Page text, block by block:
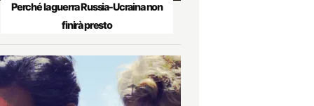
Perché la guerra Russia-Ucraina non
finirà presto